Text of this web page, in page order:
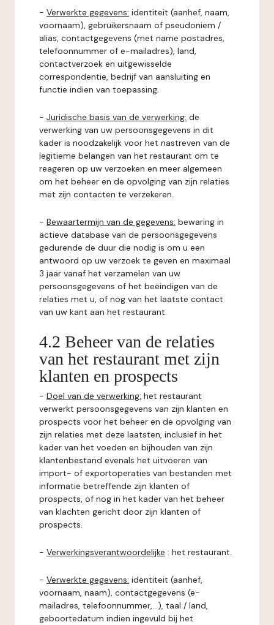
- Verwerkte gegevens: identiteit (aanhef, naam,
voornaam), gebruikersnaam of pseudoniem /
alias, contactgegevens (met name postadres,
telefoonnummer of e-mailadres), land,
contactverzoek en uitgewisselde
correspondentie, bedrijf van aansluiting en
functie indien van toepassing.
- Juridische basis van de verwerking: de
verwerking van uw persoonsgegevens in dit
kader is noodzakelijk voor het nastreven van de
legitieme belangen van het restaurant om te
reageren op uw verzoeken en meer algemeen
om het beheer en de opvolging van zijn relaties
met zijn contacten te verzekeren.
- Bewaartermijn van de gegevens: bewaring in
actieve database van de persoonsgegevens
gedurende de duur die nodig is om u een
antwoord op uw verzoek te geven en maximaal
3 jaar vanaf het verzamelen van uw
persoonsgegevens of het beëindigen van de
relaties met u, of nog van het laatste contact
van uw kant aan het restaurant.
4.2 Beheer van de relaties
van het restaurant met zijn
klanten en prospects
- Doel van de verwerking: het restaurant
verwerkt persoonsgegevens van zijn klanten en
prospects voor het beheer en de opvolging van
zijn relaties met deze laatsten, inclusief in het
kader van het voeden en bijhouden van zijn
klantenbestand evenals het uitvoeren van
import- of exportoperaties van bestanden met
informatie betreffende zijn klanten of
prospects, of nog in het kader van het beheer
van klachten gericht door zijn klanten of
prospects.
- Verwerkingsverantwoordelijke : het restaurant.
- Verwerkte gegevens: identiteit (aanhef,
voornaam, naam), contactgegevens (e-
mailadres, telefoonnummer,...), taal / land,
geboortedatum indien ingevuld bij het